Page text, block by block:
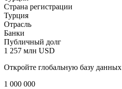
Наименование организации
Ziraat Katilim Bankasi A.S.
Наименование страны
Турция
Страна регистрации
Турция
Банки
1 257 млн USD